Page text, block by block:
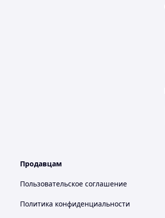
Продавцам
Пользовательское соглашение
Политика конфиденциальности